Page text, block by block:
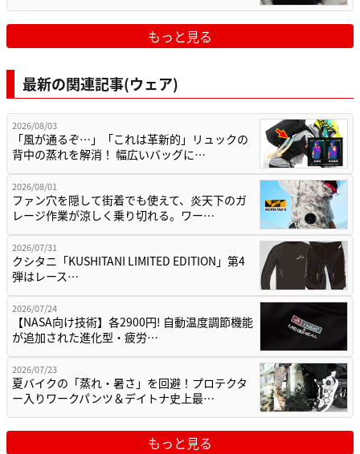
もっと見る
最新の関連記事(ウェア)
2026/08/03
「風が通るぞ…」「これは革新的」リュックの
背中の蒸れを解消！ 幅広いバッグに…
2026/08/01
ファン穴を隠して街着でも使えて、炎天下のガ
レージ作業が涼しく乗り切れる。ワー…
2026/07/31
クシタニ「KUSHITANI LIMITED EDITION」第4
弾はレース…
2026/07/24
【NASA向け技術】各2900円! 自動温度調節機能
が追加された進化型・疲労…
2026/07/23
夏バイクの「蒸れ・暑さ」を回避！プロテクタ
ー入りワークパンツ＆デイトナ史上最…
もっと見る